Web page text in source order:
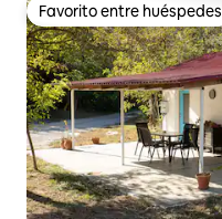
Favorito entre huéspedes
Favorito entre huéspedes